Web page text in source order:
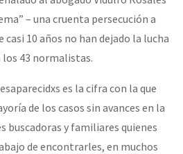
– una cruenta persecución a
10 años no han dejado la lucha
43 normalistas.
es la cifra con la que
de los casos sin avances en la
buscadoras y familiares quienes
de encontrarles, en muchos